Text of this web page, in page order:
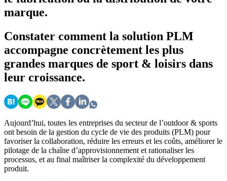
marque.
Constater comment la solution PLM
accompagne concrètement les plus
grandes marques de sport & loisirs dans
leur croissance.
Aujourd’hui, toutes les entreprises du secteur de l’outdoor & sports
ont besoin de la gestion du cycle de vie des produits (PLM) pour
favoriser la collaboration, réduire les erreurs et les coûts, améliorer le
pilotage de la chaîne d’approvisionnement et rationaliser les
processus, et au final maîtriser la complexité du développement
produit.